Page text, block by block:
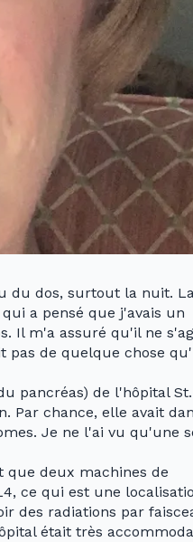
du dos, surtout la nuit.
a pensé que j'avais un
Il m'a assuré qu'il ne
pas de quelque chose
pancréas) de l'hôpital
Par chance, elle avait
Je ne l'ai vu qu'une
que deux machines de
ce qui est une
des radiations par
était très